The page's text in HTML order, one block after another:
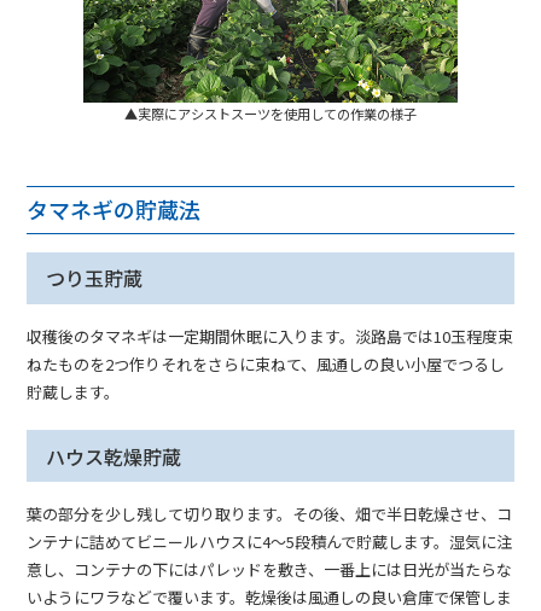
▲実際にアシストスーツを使用しての作業の様子
タマネギの貯蔵法
つり玉貯蔵
収穫後のタマネギは一定期間休眠に入ります。淡路島では10玉程度束
ねたものを2つ作りそれをさらに束ねて、風通しの良い小屋でつるし
貯蔵します。
ハウス乾燥貯蔵
葉の部分を少し残して切り取ります。その後、畑で半日乾燥させ、コ
ンテナに詰めてビニールハウスに4～5段積んで貯蔵します。湿気に注
意し、コンテナの下にはパレッドを敷き、一番上には日光が当たらな
いようにワラなどで覆います。乾燥後は風通しの良い倉庫で保管しま